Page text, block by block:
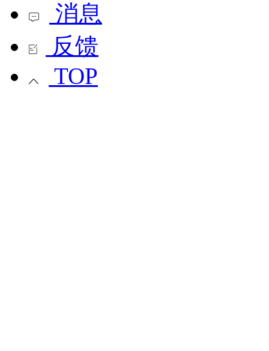
消息
反馈
TOP